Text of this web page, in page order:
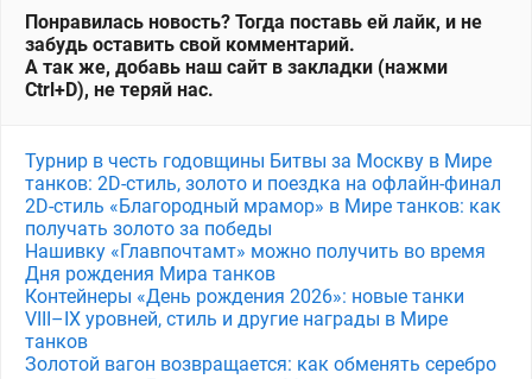
Понравилась новость? Тогда поставь ей лайк, и не
забудь оставить свой комментарий.
А так же, добавь наш сайт в закладки (нажми
Ctrl+D), не теряй нас.
Турнир в честь годовщины Битвы за Москву в Мире
танков: 2D-стиль, золото и поездка на офлайн-финал
2D-стиль «Благородный мрамор» в Мире танков: как
получать золото за победы
Нашивку «Главпочтамт» можно получить во время
Дня рождения Мира танков
Контейнеры «День рождения 2026»: новые танки
VIII–IX уровней, стиль и другие награды в Мире
танков
Золотой вагон возвращается: как обменять серебро